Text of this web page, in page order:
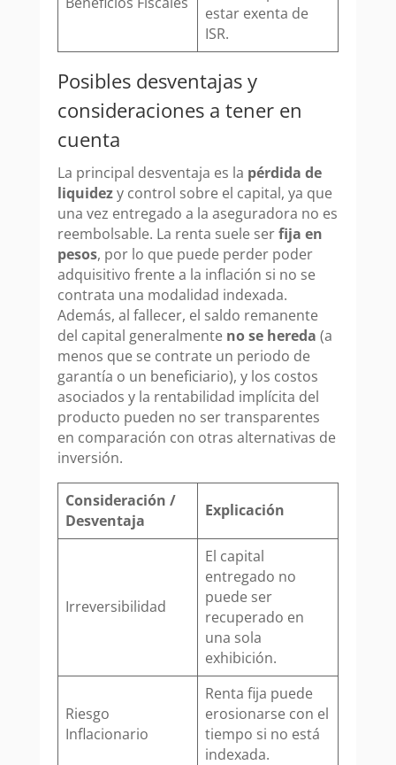
estar exenta de
ISR.
Posibles desventajas y
consideraciones a tener en
cuenta
La principal desventaja es la pérdida de
liquidezy control sobre el capital, ya que
una vez entregado a la aseguradora no es
reembolsable. La renta suele serfija en
pesos, por lo que puede perder poder
adquisitivo frente a la inflación si no se
contrata una modalidad indexada.
Además, al fallecer, el saldo remanente
del capital generalmente no se hereda (a
menos que se contrate un periodo de
garantía o un beneficiario), y los costos
asociados y la rentabilidad implícita del
producto pueden no ser transparentes
en comparación con otras alternativas de
inversión.
Consideración /
Desventaja
Explicación
Irreversibilidad
El capital
entregado no
puede ser
recuperado en
una sola
exhibición.
Riesgo
Inflacionario
Renta fija puede
erosionarse con el
tiempo si no está
indexada.